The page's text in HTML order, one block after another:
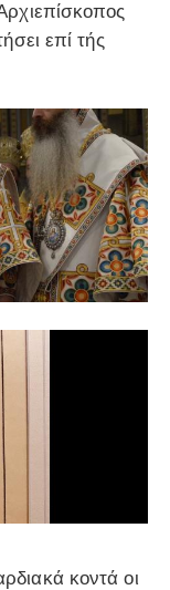
επί τής
κοντά οι